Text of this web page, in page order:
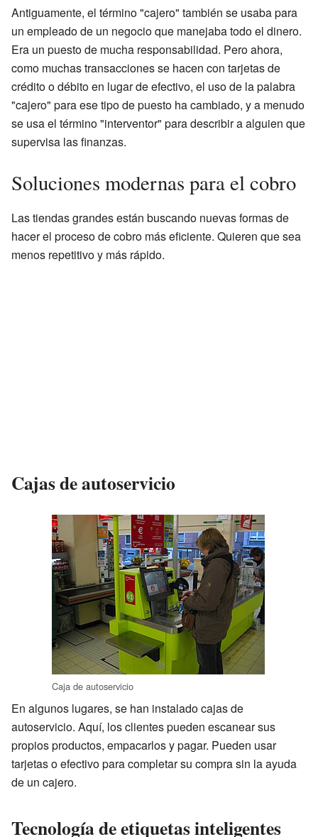
Antiguamente, el término "cajero" también se usaba para
un empleado de un negocio que manejaba todo el dinero.
Era un puesto de mucha responsabilidad. Pero ahora,
como muchas transacciones se hacen con tarjetas de
crédito o débito en lugar de efectivo, el uso de la palabra
"cajero" para ese tipo de puesto ha cambiado, y a menudo
se usa el término "interventor" para describir a alguien que
supervisa las finanzas.
Soluciones modernas para el cobro
Las tiendas grandes están buscando nuevas formas de
hacer el proceso de cobro más eficiente. Quieren que sea
menos repetitivo y más rápido.
Cajas de autoservicio
Caja de autoservicio
En algunos lugares, se han instalado cajas de
autoservicio. Aquí, los clientes pueden escanear sus
propios productos, empacarlos y pagar. Pueden usar
tarjetas o efectivo para completar su compra sin la ayuda
de un cajero.
Tecnología de etiquetas inteligentes